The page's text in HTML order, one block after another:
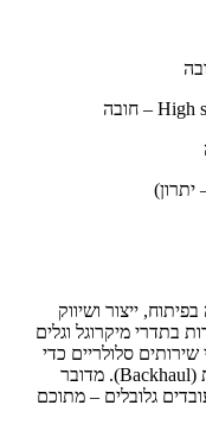
יתרון)
ייצור ושיווק
בתדרי מיקרוגל וגלים
סלולריים כדי
לקשר את תחנות הבסיס אחורה אל לב הרשת (Backhaul). מדובר
ותיקה, יציבה ומצליחה מאוד.כ1000 עובדים גלובלים – מתוכם